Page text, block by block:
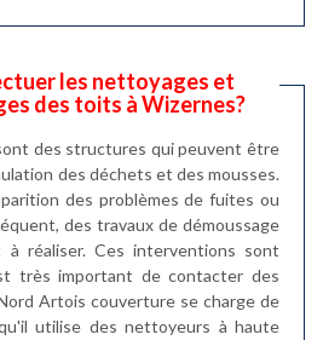
les nettoyages et
des toits à Wizernes?
des structures qui peuvent être
des déchets et des mousses.
des problèmes de fuites ou
des travaux de démoussage
réaliser. Ces interventions sont
très important de contacter des
Artois couverture se charge de
utilise des nettoyeurs à haute